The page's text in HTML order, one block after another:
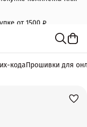
кодаПрошивки для